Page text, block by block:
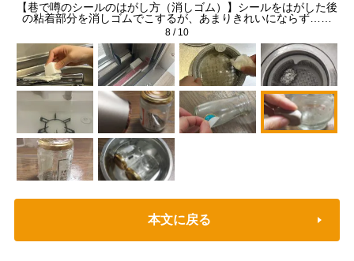
【巷で噂のシールのはがし方（消しゴム）】シールをはがした後
の粘着部分を消しゴムでこするが、あまりきれいにならず……
8 / 10
本文に戻る